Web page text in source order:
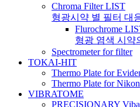
Chroma Filter LIST
형광시약 별 필터 대
Flurochrome
형광 염색 시약
Spectrometer for filter
TOKAI-HIT
Thermo Plate for
Thermo Plate for Nikon
VIBRATOME
PRECISIONARY